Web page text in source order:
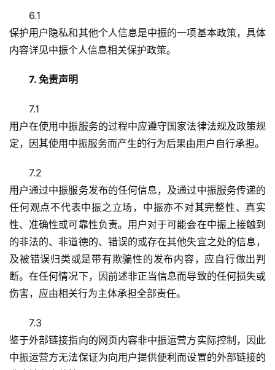
6.1
保护用户隐私和其他个人信息是中振的一项基本政策，具体
内容详见中振个人信息相关保护政策。
7. 免责声明
7.1
用户在使用中振服务的过程中应遵守国家法律法规及政策规
定，因其使用中振服务而产生的行为后果由用户自行承担。
7.2
用户通过中振服务发布的任何信息，及通过中振服务传递的
任何观点不代表中振之立场，中振亦不对其完整性、真实
性、准确性或可靠性负责。用户对于可能会在中振上接触到
的非法的、非道德的、错误的或存在其他失宜之处的信息，
及被错误归类或是带有欺骗性的发布内容，应自行做出判
断。在任何情况下，因前述非正当信息而导致的任何损失或
伤害，应由相关行为主体承担全部责任。
7.3
鉴于外部链接指向的网页内容非中振运营方实际控制，因此
中振运营方无法保证为向用户提供便利而设置的外部链接的